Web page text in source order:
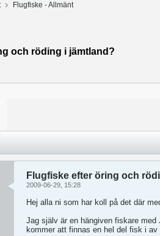
Flugfiske - Allmänt
och röding i jämtland?
Flugfiske efter öring och
2009-06-29, 15:28
Hej alla ni som har koll på det där
Jag själv är en hängiven fiskare
kommer att finnas en hel del fisk i av